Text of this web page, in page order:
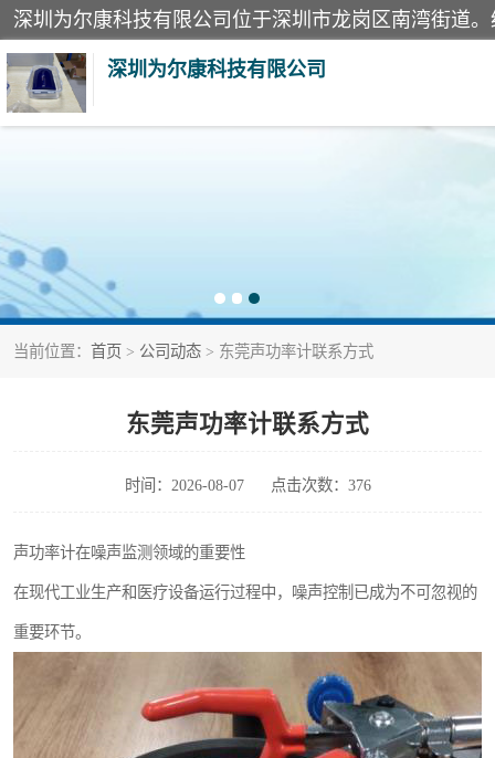
深圳为尔康科技有限公司
当前位置： 首页 > 公司动态 > 东莞声功率计联系方式
东莞声功率计联系方式
时间：2026-08-07 点击次数：376
声功率计在噪声监测领域的重要性
在现代工业生产和医疗设备运行过程中，噪声控制已成为不可忽视的
重要环节。
模拟器
测试卡
X射线检测仪